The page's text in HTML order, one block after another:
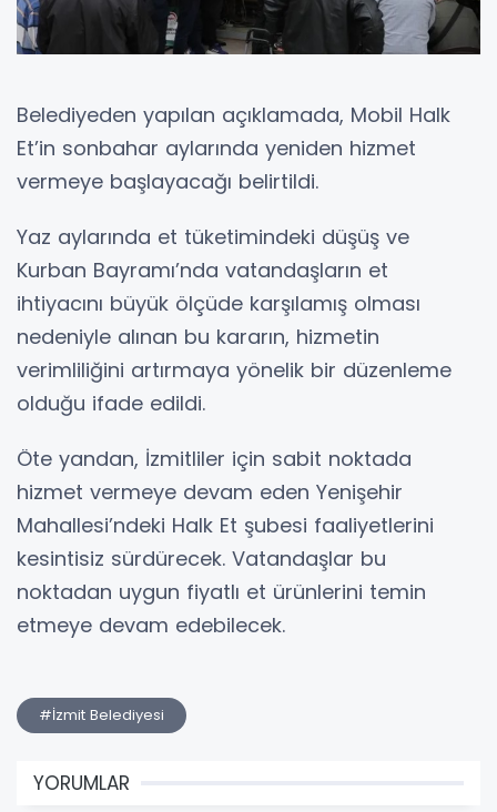
Belediyeden yapılan açıklamada, Mobil Halk
Et’in sonbahar aylarında yeniden hizmet
vermeye başlayacağı belirtildi.
Yaz aylarında et tüketimindeki düşüş ve
Kurban Bayramı’nda vatandaşların et
ihtiyacını büyük ölçüde karşılamış olması
nedeniyle alınan bu kararın, hizmetin
verimliliğini artırmaya yönelik bir düzenleme
olduğu ifade edildi.
Öte yandan, İzmitliler için sabit noktada
hizmet vermeye devam eden Yenişehir
Mahallesi’ndeki Halk Et şubesi faaliyetlerini
kesintisiz sürdürecek. Vatandaşlar bu
noktadan uygun fiyatlı et ürünlerini temin
etmeye devam edebilecek.
#İzmit Belediyesi
YORUMLAR